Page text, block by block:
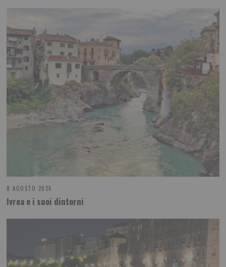
8 AGOSTO 2026
Ivrea e i suoi dintorni